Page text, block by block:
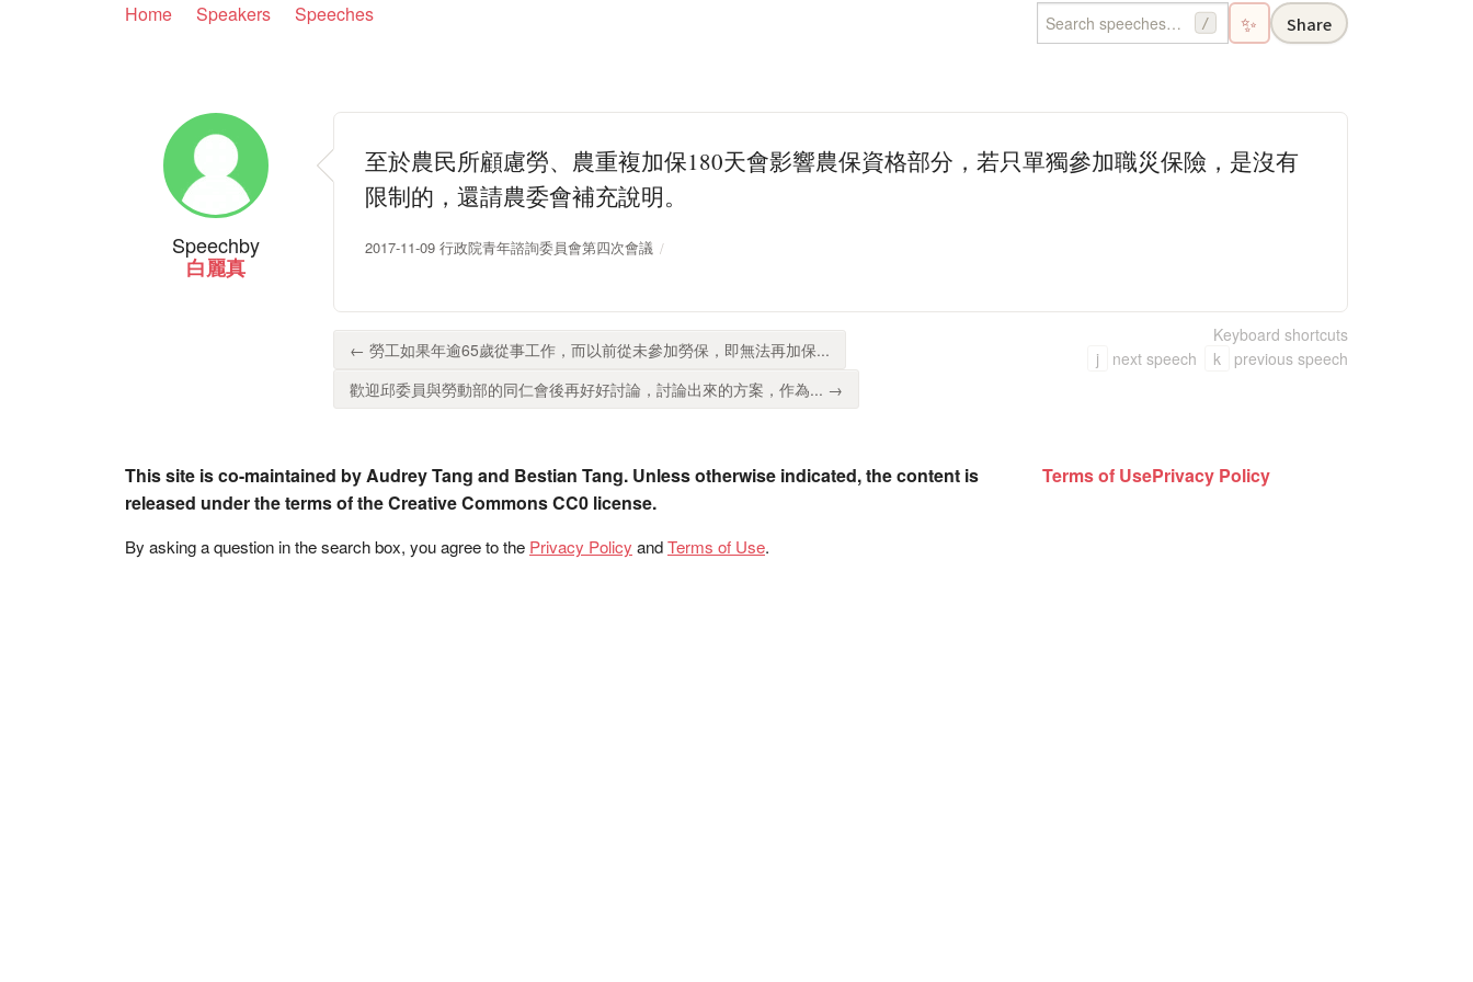
Home Speakers Speeches / ✨ Share
Speechby
白麗真
至於農民所顧慮勞、農重複加保180天會影響農保資格部分，若只單獨參加職災保險，是沒有
限制的，還請農委會補充說明。
2017-11-09 行政院青年諮詢委員會第四次會議
← 勞工如果年逾65歲從事工作，而以前從未參加勞保，即無法再加保...
歡迎邱委員與勞動部的同仁會後再好好討論，討論出來的方案，作為... →
Keyboard shortcuts
j
next speech k previous speech
This site is co-maintained by Audrey Tang and Bestian Tang. Unless otherwise indicated, the content is
released under the terms of the Creative Commons CC0 license.
By asking a question in the search box, you agree to the Privacy Policy andTerms of Use.
Terms of UsePrivacy Policy